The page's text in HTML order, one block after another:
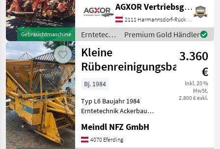
Kleine
2
Italo Svizzera
1
Lemken
1
Alle 8
anzeigen
MARKTPLATZ
Marktplatz Händlerangebote Kleinanzeigen
Gebrauchtmaschine
Reifen hinten neu, - mit
Elevator teilweise erneuert,
- mit Intergral Schläg
AGXOR Vertriebsgesellschaft Ost GmbH
2111 Harmannsdorf-Rückersdorf
Erntetechnik
Ackerbau /
Holmer
Premium Gold Händler
Kleine
Rübenreinigungsband
3.360
€
inkl. 20 %
MwSt.
2.800 € exkl.
Bj. 1984
Typ L6 Baujahr 1984
Erntetechnik Ackerbau
Meindl NFZ GmbH
4070 Eferding